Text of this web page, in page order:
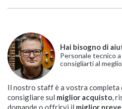
Hai bisogno di
Personale tecnico
consigliarti al
Il nostro staff è a vostra completa
consigliare sul miglior acquisto ,
domande o offrirvi il miglior